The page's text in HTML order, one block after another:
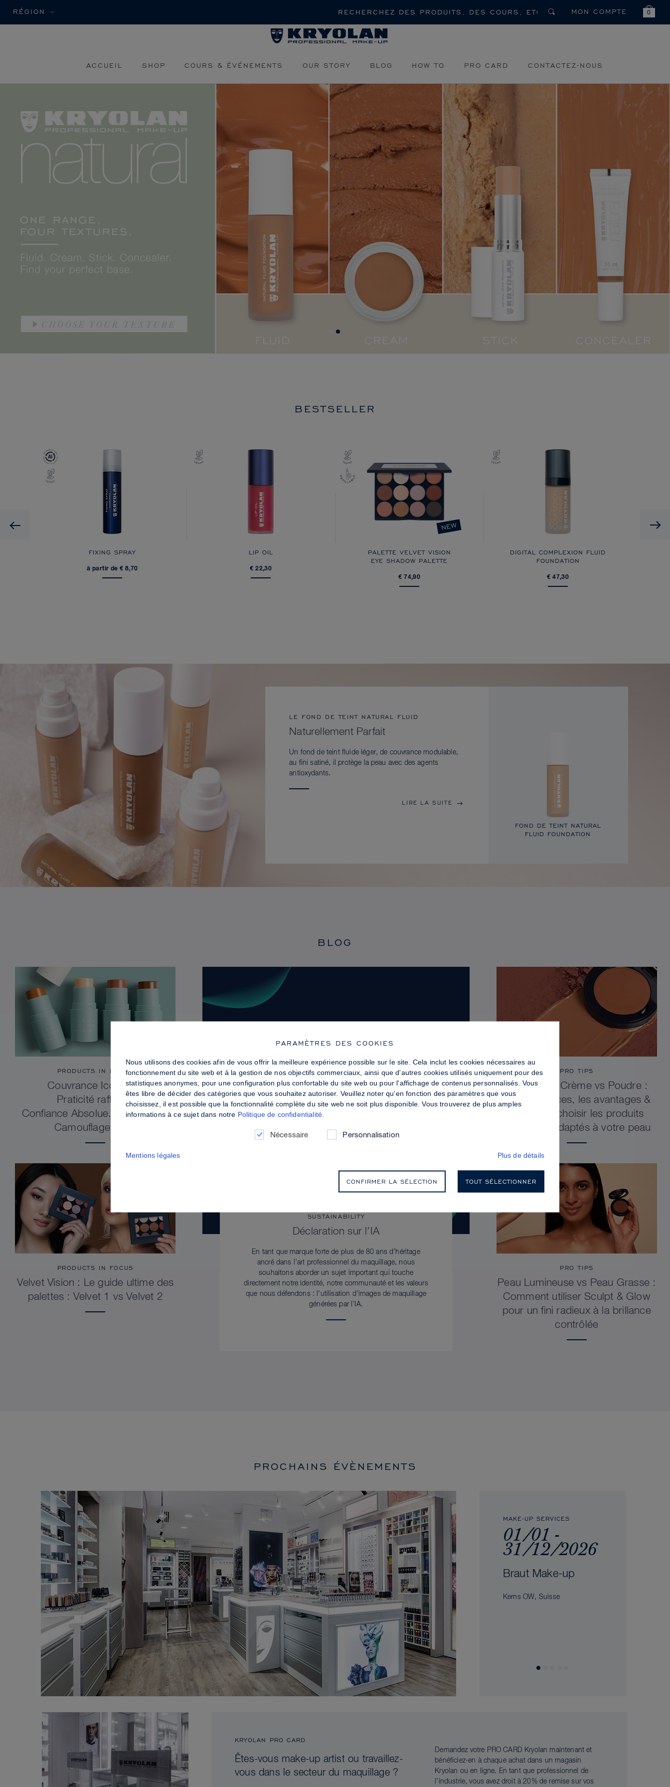
RÉGION Rechercher MON COMPTE 0
ACCUEIL SHOP COURS & ÉVÉNEMENTS OUR STORY BLOG HOW TO PRO CARD CONTACTEZ-NOUS
BESTSELLER
FIXING SPRAY
à partir de € 8,70
LIP OIL
€ 22,30
PALETTE VELVET VISION
EYE SHADOW PALETTE
€ 74,90
NEW
DIGITAL COMPLEXION FLUID
FOUNDATION
€ 47,30
LE FOND DE TEINT NATURAL FLUID
Naturellement Parfait
Un fond de teint fluide léger, de couvrance modulable,
au fini satiné, il protège la peau avec des agents
antioxydants.
LIRE LA SUITE
FOND DE TEINT NATURAL
FLUID FOUNDATION
BLOG
SUSTAINABILITY
Déclaration sur l’IA
En tant que marque forte de plus de 80 ans d’héritage
ancré dans l’art professionnel du maquillage, nous
souhaitons aborder un sujet important qui touche
directement notre identité, notre communauté et les valeurs
que nous défendons : l’utilisation d’images de maquillage
générées par l’IA.
PRODUCTS IN FOCUS
Couvrance Iconique.
Praticité raffinée.
Confiance Absolue. Dermacolor
Camouflage Stick
PRODUCTS IN FOCUS
Velvet Vision : Le guide ultime des
palettes : Velvet 1 vs Velvet 2
PRO TIPS
Contouring Crème vs Poudre :
Les différences, les avantages &
comment choisir les produits
sculptants adaptés à votre peau
PRO TIPS
Peau Lumineuse vs Peau Grasse :
Comment utiliser Sculpt & Glow
pour un fini radieux à la brillance
contrôlée
PROCHAINS ÉVÈNEMENTS
MAKE-UP SERVICES
01/01 -
31/12/2026
Braut Make-up
Kerns OW, Suisse
KRYOLAN PRO CARD
Êtes-vous make-up artist ou travaillez-
vous dans le secteur du maquillage ?
Demandez votre PRO CARD Kryolan maintenant et
bénéficiez-en à chaque achat dans un magasin
Kryolan ou en ligne. En tant que professionnel de
l’industrie, vous avez droit à 20% de remise sur vos
PARAMÈTRES DES COOKIES
Nous utilisons des cookies afin de vous offrir la meilleure expérience possible sur le site. Cela inclut les cookies nécessaires au
fonctionnement du site web et à la gestion de nos objectifs commerciaux, ainsi que d'autres cookies utilisés uniquement pour des
statistiques anonymes, pour une configuration plus confortable du site web ou pour l'affichage de contenus personnalisés. Vous
êtes libre de décider des catégories que vous souhaitez autoriser. Veuillez noter qu'en fonction des paramètres que vous
choisissez, il est possible que la fonctionnalité complète du site web ne soit plus disponible. Vous trouverez de plus amples
informations à ce sujet dans notre Politique de confidentialité
Nécessaire Personnalisation
Mentions légales Plus de détails
CONFIRMER LA SÉLECTION TOUT SÉLECTIONNER